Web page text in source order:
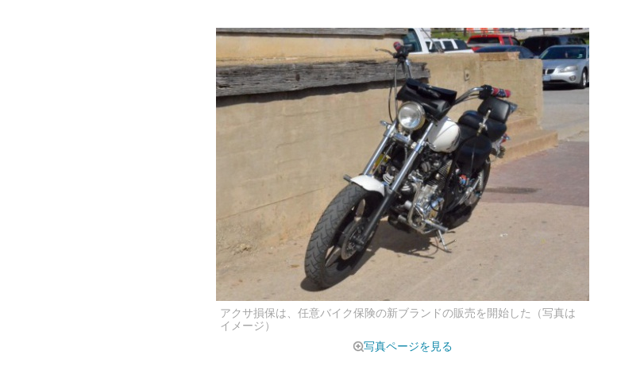
アクサ損保は、任意バイク保険の新ブランドの販売を開始した（写真は
イメージ）
写真ページを見る